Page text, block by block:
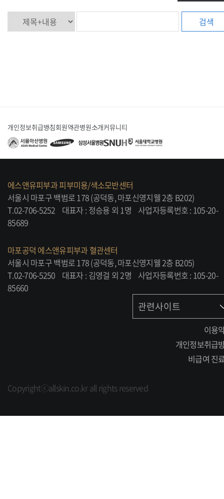
검색
개인정보취급방침회원약관병원소개커뮤니티
에스앤유피부과 피부미용/색소모반센터
서울시 마포구 백범로 178 (공덕동, 마포신영지웰 2층 B202)
T.02-706-5252
대표자 : 정승용 외 1명
사업자등록번호 : 105-20-
85689
마포공덕 에스앤유피부과 혈관센터
서울시 마포구 백범로 178 (공덕동, 마포신영지웰 2층 B205)
T.02-706-5250
대표자 : 김영걸 외 2명
사업자등록번호 : 105-20-
85660
관련사이트
이용
개인정보취급
비급여 진
Copyrightⓒallskin.co.kr all rights reserved